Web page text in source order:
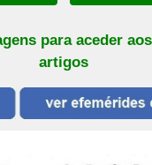
para aceder
artigos